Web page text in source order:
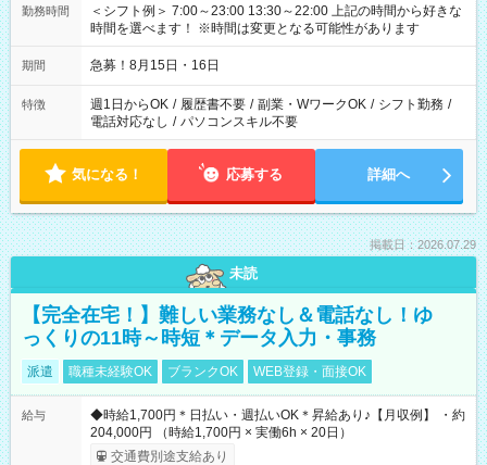
勤務時間
＜シフト例＞ 7:00～23:00 13:30～22:00 上記の時間から好きな
時間を選べます！ ※時間は変更となる可能性があります
期間 急募！8月15日・16日
特徴 週1日からOK / 履歴書不要 / 副業・WワークOK / シフト勤務 /
電話対応なし / パソコンスキル不要
気になる！ 応募する 詳細へ
掲載日：2026.07.29
未読
【完全在宅！】難しい業務なし＆電話なし！ゆ
っくりの11時～時短＊データ入力・事務
派遣 職種未経験OK ブランクOK WEB登録・面接OK
給与
◆時給1,700円＊日払い・週払いOK＊昇給あり♪【月収例】 ・約
204,000円 （時給1,700円 × 実働6h × 20日）
交通費別途支給あり